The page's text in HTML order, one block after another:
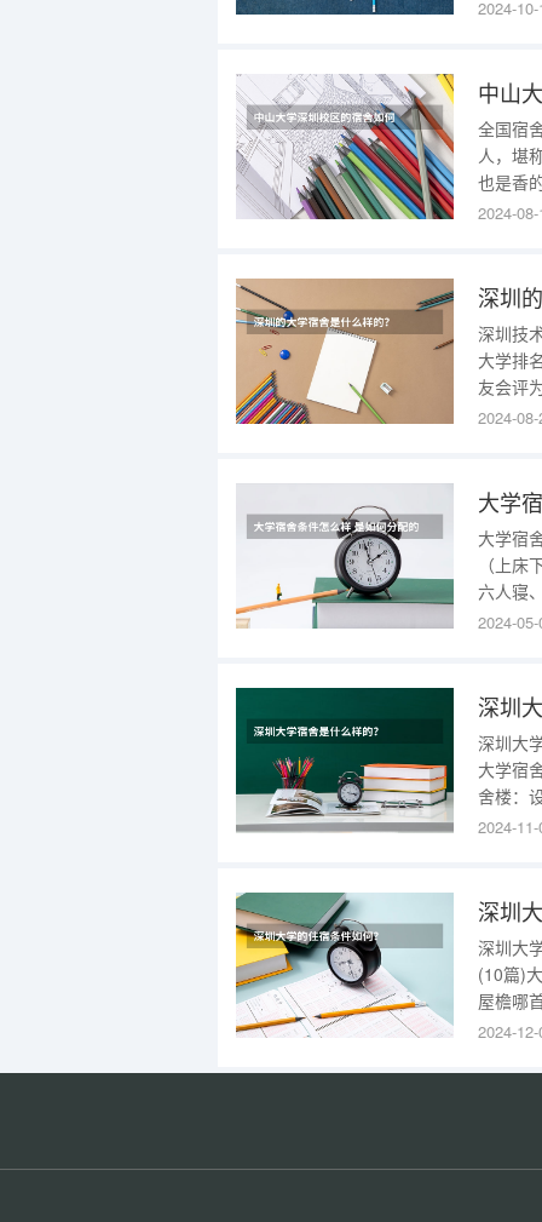
调）！
2024-
中山
全国宿
人，堪
也是香
貌。3
2024-
深圳
深圳技
大学排
友会评
学2020
2024-
大学
大学宿
（上
六人寝
分，比
2024-
深圳
深圳大
大学宿
舍楼：
斋、聚
2024-
深圳
深圳大
(10篇)
屋檐哪
宿舍的
宿舍相
2024-